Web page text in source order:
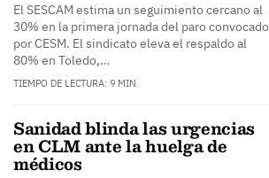
El SESCAM estima un seguimiento cercano al
30% en la primera jornada del paro convocado
por CESM. El sindicato eleva el respaldo al
80% en Toledo,…
TIEMPO DE LECTURA: 9 MIN.
Sanidad blinda las urgencias
en CLM ante la huelga de
médicos